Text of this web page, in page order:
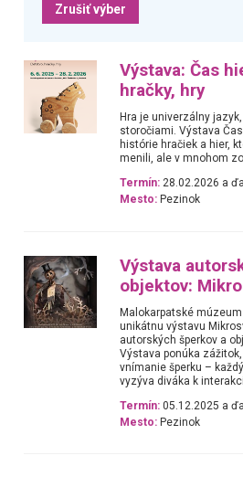
Zrušiť výber
Výstava: Čas
hračky, hry
Hra je univerzálny
storočiami. Výstava
histórie hračiek a hier,
menili, ale v mnohom
Termín: 28.02.2026 a
Mesto: Pezinok
Výstava
objektov:
Malokarpatské
unikátnu výstavu
autorských šperkov a
Výstava ponúka
vnímanie šperku –
vyzýva diváka k
Termín: 05.12.2025 a
Mesto: Pezinok